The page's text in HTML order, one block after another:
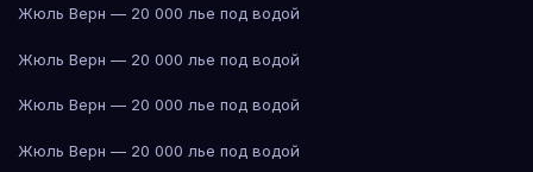
Жюль Верн — 20 000 лье под водой
Жюль Верн — 20 000 лье под водой
Жюль Верн — 20 000 лье под водой
Жюль Верн — 20 000 лье под водой